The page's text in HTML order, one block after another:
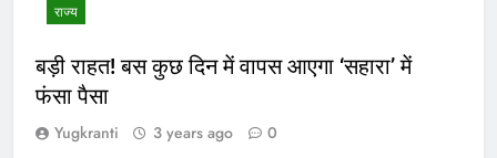
राज्य
बड़ी राहत! बस कुछ दिन में वापस आएगा ‘सहारा’ में
फंसा पैसा
Yugkranti 3 years ago 0